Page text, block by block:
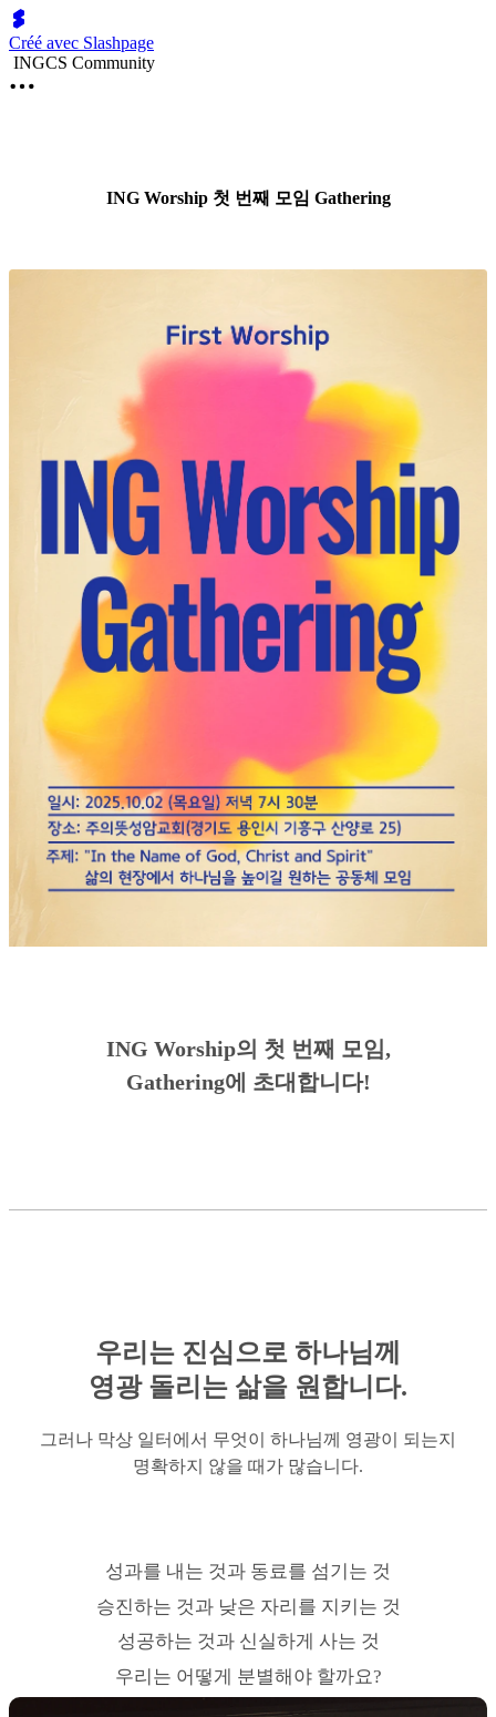
Créé avec Slashpage
INGCS Community
ING Worship 첫 번째 모임 Gathering
ING Worship의 첫 번째 모임,
Gathering에 초대합니다!
우리는 진심으로 하나님께
영광 돌리는 삶을 원합니다.
그러나 막상 일터에서 무엇이 하나님께 영광이 되는지
명확하지 않을 때가 많습니다.
성과를 내는 것과 동료를 섬기는 것
승진하는 것과 낮은 자리를 지키는 것
성공하는 것과 신실하게 사는 것
우리는 어떻게 분별해야 할까요?